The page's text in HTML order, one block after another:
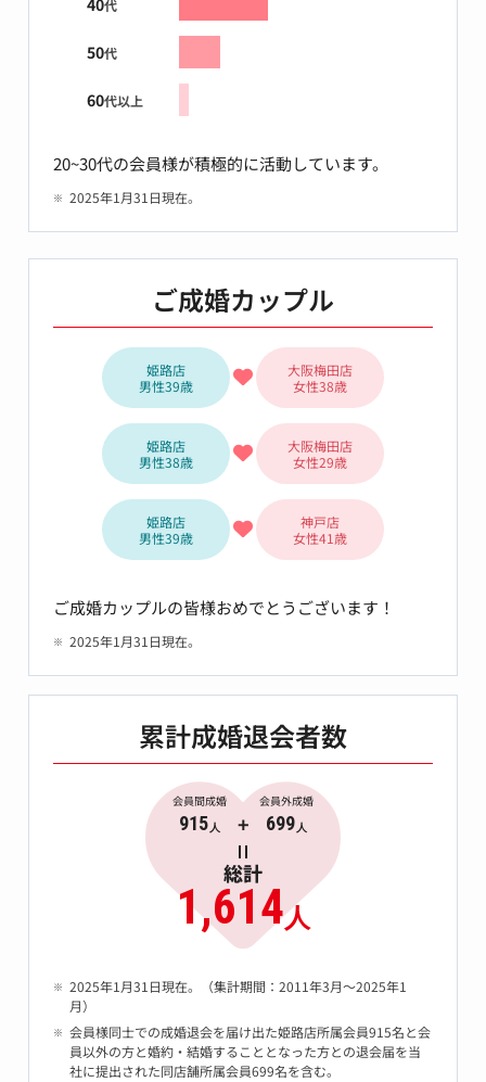
代
50代
60代以上
20~30代の会員様が積極的に活動しています。
2025年1月31日現在。
ご成婚カップル
姫路店
男性39歳
大阪梅田店
女性38歳
姫路店
男性38歳
大阪梅田店
女性29歳
姫路店
男性39歳
神戸店
女性41歳
ご成婚カップルの皆様おめでとうございます！
2025年1月31日現在。
累計成婚退会者数
会員間成婚
915人
会員外成婚
699人
総計
1,614人
2025年1月31日現在。（集計期間：2011年3月～2025年1
月）
会員様同士での成婚退会を届け出た姫路店所属会員915名と会
員以外の方と婚約・結婚することとなった方との退会届を当
社に提出された同店舗所属会員699名を含む。